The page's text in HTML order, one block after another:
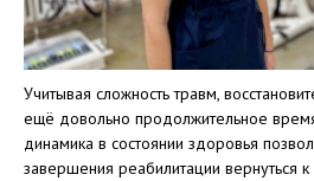
Учитывая сложность травм,
ещё довольно продолжительное
динамика в состоянии здоровья
завершения реабилитации вернуться